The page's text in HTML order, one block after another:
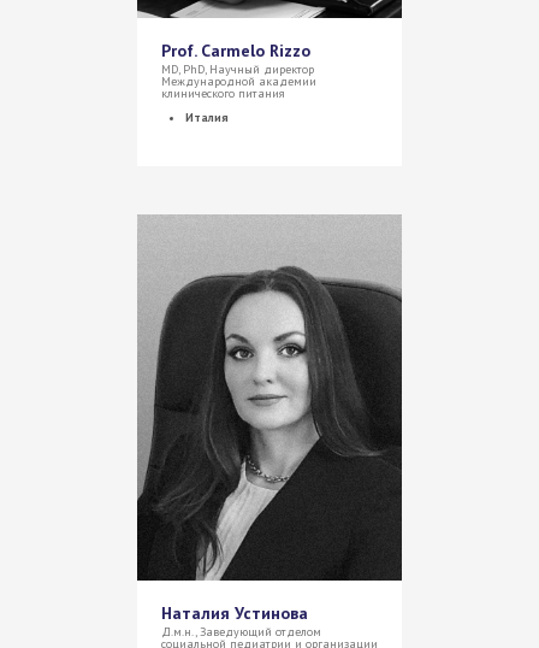
Prof. Carmelo Rizzo
MD, PhD, Научный директор
Международной академии
клинического питания
Италия
Наталия Устинова
Д.м.н., Заведующий отделом
социальной педиатрии и организации